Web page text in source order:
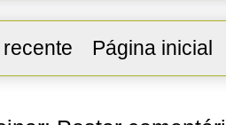
Página inicial